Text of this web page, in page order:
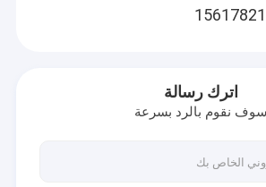
اترك رسالة
سوف نقوم بالرد بسرعة